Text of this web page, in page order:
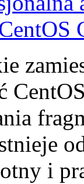
i